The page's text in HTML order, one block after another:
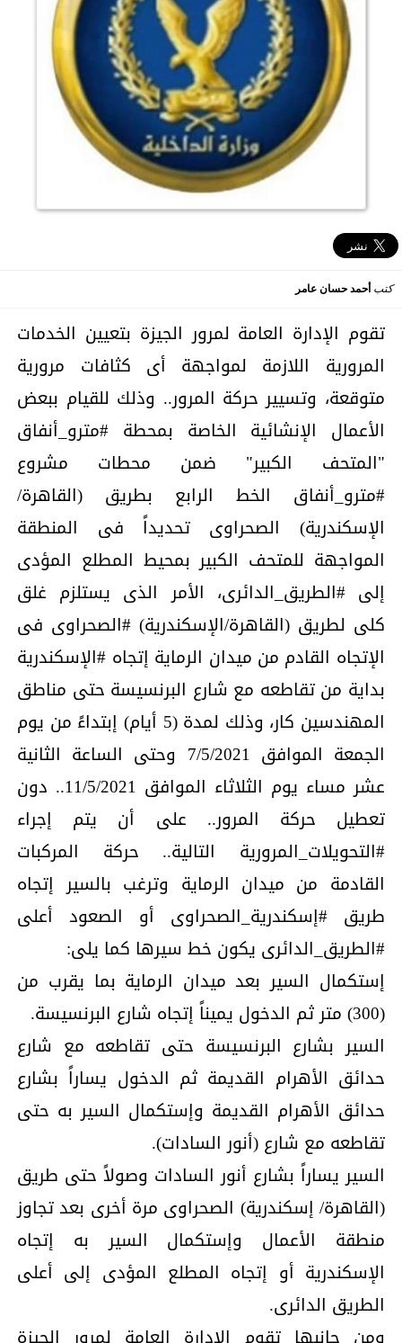
كتب أحمد حسان عامر
تقوم الإدارة العامة لمرور الجيزة بتعيين الخدمات
المرورية اللازمة لمواجهة أى كثافات مرورية
متوقعة، وتسيير حركة المرور.. وذلك للقيام ببعض
الأعمال الإنشائية الخاصة بمحطة #مترو_أنفاق
"المتحف الكبير" ضمن محطات مشروع
#مترو_أنفاق الخط الرابع بطريق (القاهرة/
الإسكندرية) الصحراوى تحديداً فى المنطقة
المواجهة للمتحف الكبير بمحيط المطلع المؤدى
إلى #الطريق_الدائرى، الأمر الذى يستلزم غلق
كلى لطريق (القاهرة/الإسكندرية) #الصحراوى فى
الإتجاه القادم من ميدان الرماية إتجاه #الإسكندرية
بداية من تقاطعه مع شارع البرنسيسة حتى مناطق
المهندسين كار، وذلك لمدة (5 أيام) إبتداءً من يوم
الجمعة الموافق 7/5/2021 وحتى الساعة الثانية
عشر مساء يوم الثلاثاء الموافق 11/5/2021.. دون
تعطيل حركة المرور.. على أن يتم إجراء
#التحويلات_المرورية التالية.. حركة المركبات
القادمة من ميدان الرماية وترغب بالسير إتجاه
طريق #إسكندرية_الصحراوى أو الصعود أعلى
#الطريق_الدائرى يكون خط سيرها كما يلى:
إستكمال السير بعد ميدان الرماية بما يقرب من
(300) متر ثم الدخول يميناً إتجاه شارع البرنسيسة.
السير بشارع البرنسيسة حتى تقاطعه مع شارع
حدائق الأهرام القديمة ثم الدخول يساراً بشارع
حدائق الأهرام القديمة وإستكمال السير به حتى
تقاطعه مع شارع (أنور السادات).
السير يساراً بشارع أنور السادات وصولاً حتى طريق
(القاهرة/ إسكندرية) الصحراوى مرة أخرى بعد تجاوز
منطقة الأعمال وإستكمال السير به إتجاه
الإسكندرية أو إتجاه المطلع المؤدى إلى أعلى
الطريق الدائرى.